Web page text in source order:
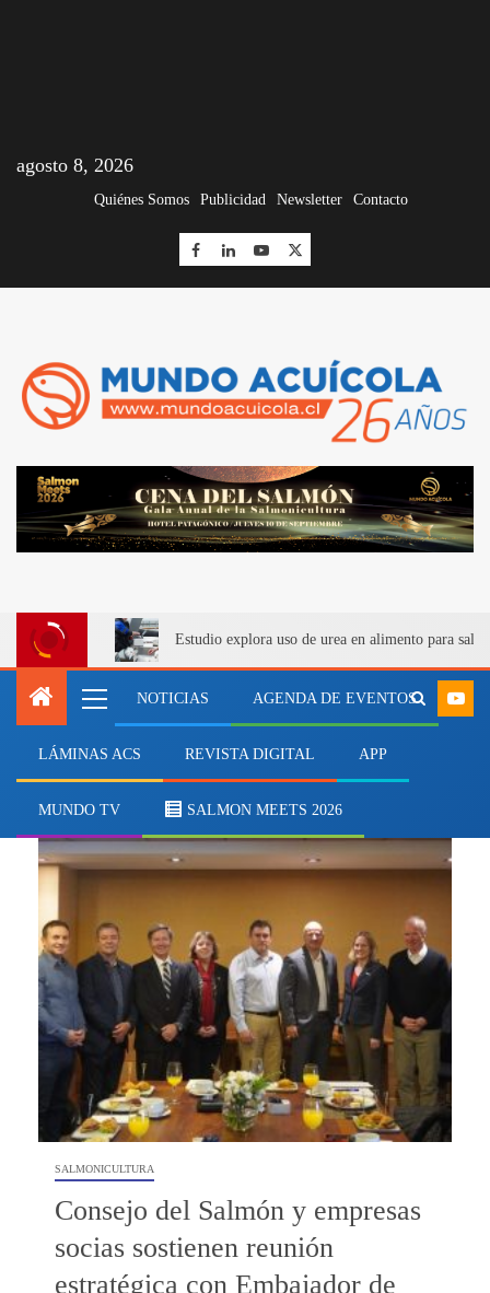
agosto 8, 2026
Quiénes Somos Publicidad Newsletter Contacto
Estudio explora uso de urea en alimento para
NOTICIAS AGENDA DE EVENTOS
LÁMINAS ACS REVISTA DIGITAL APP
MUNDO TV SALMON MEETS 2026
unidos
SALMONICULTURA
Consejo del Salmón y empresas
socias sostienen reunión
estratégica con Embajador de